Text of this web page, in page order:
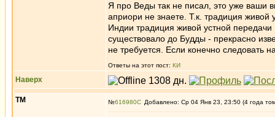
Я про Веды так не писал, это уже ваши
априори не знаете. Т.к. традиция
Индии традиция живой устной
существовало до Будды - прекрасно
не требуется. Если конечно следовать
Ответы на этот пост: КИ
Наверх
ТМ №616980 Добавлено: Ср 04 Янв 23, 23:50 (4 года